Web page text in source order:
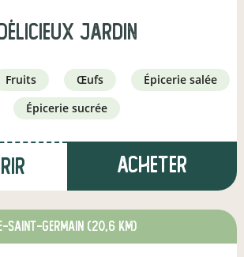
Jardin
fruits œufs
épicerie salée
épicerie sucrée
Acheter
Saint-Germain (20,6 km)